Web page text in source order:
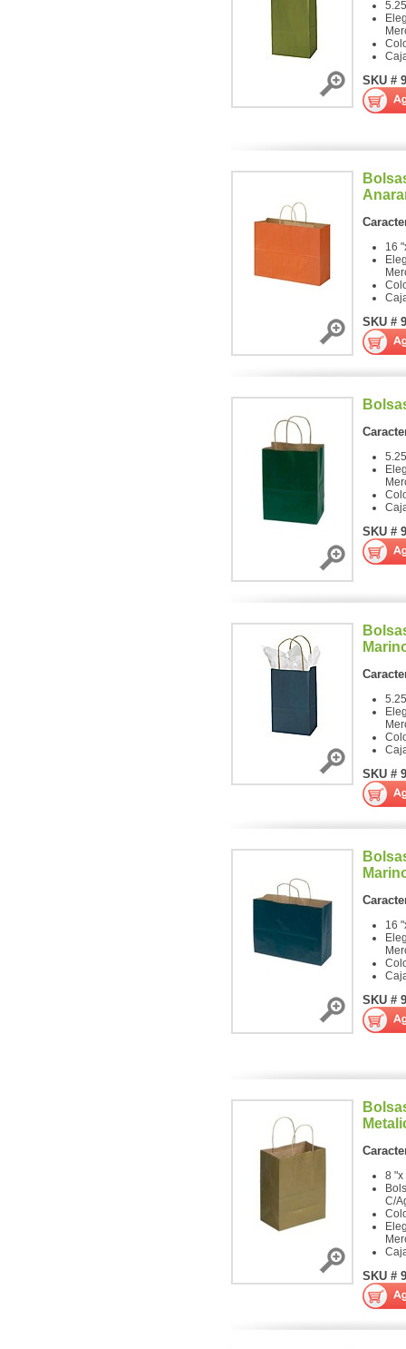
SKU #
16
SKU #
SKU #
SKU #
16
SKU #
8 "x
C/
SKU #